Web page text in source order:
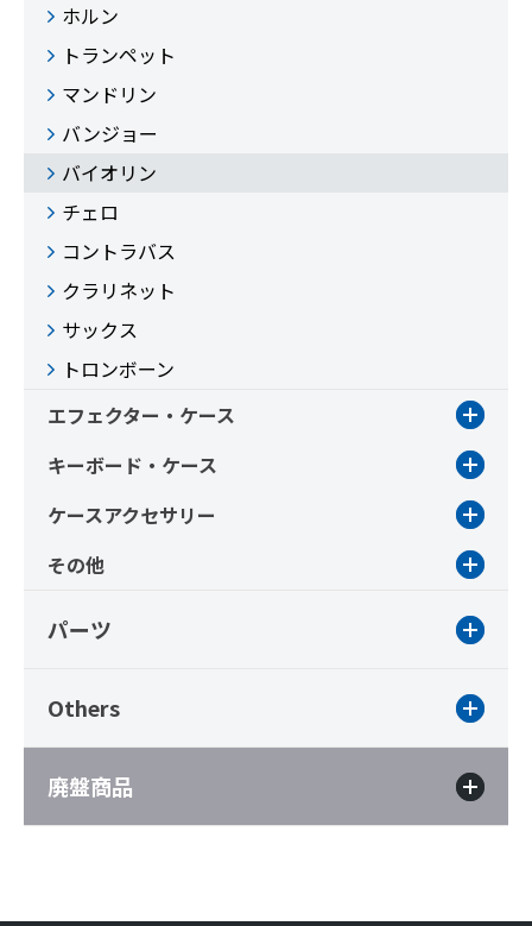
ホルン
トランペット
マンドリン
バンジョー
バイオリン
チェロ
コントラバス
クラリネット
サックス
トロンボーン
エフェクター・ケース
キーボード・ケース
ケースアクセサリー
その他
パーツ
Others
廃盤商品